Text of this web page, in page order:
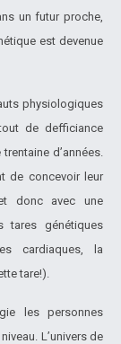
un futur proche,
est devenue
physiologiques
de defficiance
d’années.
de concevoir leur
donc avec une
tares génétiques
cardiaques, la
tare!).
les personnes
L’univers de